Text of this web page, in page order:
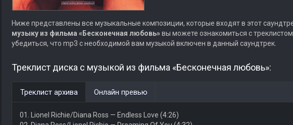
Ниже представлены все музыкальные композиции, которые входят в этот
музыку из фильма «Бесконечная любовь»вы можете ознакомиться с
убедиться, что mp3 с необходимой вам музыкой включен в данный саундтрек.
Треклист диска с музыкой из фильма «Бесконечная любовь»:
Треклист архива Онлайн превью
01. Lionel Richie/Diana Ross — Endless Love (4:26)